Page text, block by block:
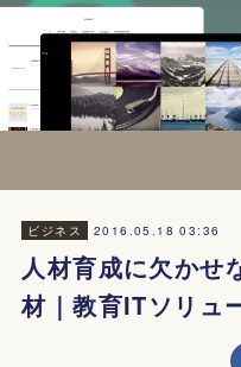
ビジネス 2016.05.18 03:36
人材育成に欠かせ
材｜教育ITソリュ